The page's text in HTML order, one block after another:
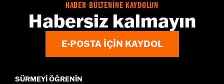
1 year limited warranty – Go towww.h-
d.com/warrantyfor full details
HABER BÜLTENİNE KAYDOLUN
Habersiz kalmayın
E-POSTA IÇIN KAYDOL
SÜRMEYI ÖĞRENIN